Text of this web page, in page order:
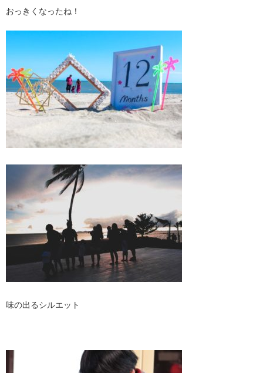
おっきくなったね！
味の出るシルエット